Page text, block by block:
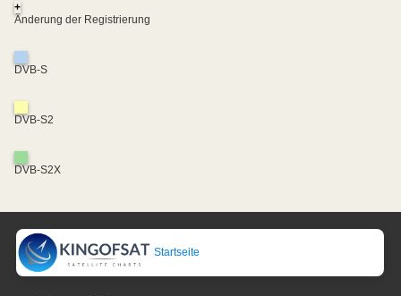
+
Änderung der Registrierung
DVB-S
DVB-S2
DVB-S2X
Startseite